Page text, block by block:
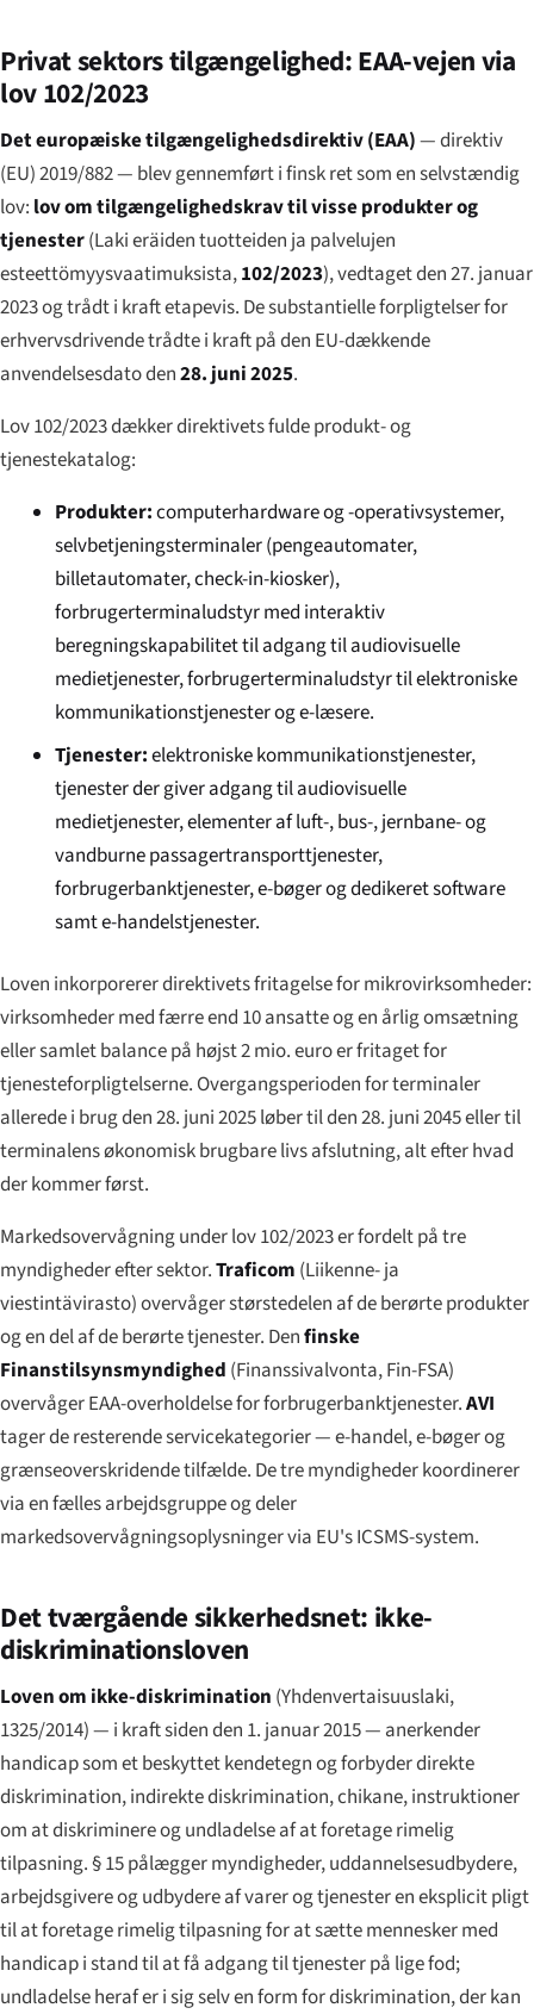
Privat sektors tilgængelighed: EAA-vejen via
lov 102/2023
Det europæiske tilgængelighedsdirektiv (EAA)— direktiv
(EU) 2019/882 — blev gennemført i finsk ret som en selvstændig
lov: lov om tilgængelighedskrav til visse produkter og
tjenester(Laki eräiden tuotteiden ja palvelujen
esteettömyysvaatimuksista,102/2023), vedtaget den 27. januar
2023 og trådt i kraft etapevis. De substantielle forpligtelser for
erhvervsdrivende trådte i kraft på den EU-dækkende
anvendelsesdato den28. juni 2025.
Lov 102/2023 dækker direktivets fulde produkt- og
tjenestekatalog:
Produkter:computerhardware og -operativsystemer,
selvbetjeningsterminaler (pengeautomater,
billetautomater, check-in-kiosker),
forbrugerterminaludstyr med interaktiv
beregningskapabilitet til adgang til audiovisuelle
medietjenester, forbrugerterminaludstyr til elektroniske
kommunikationstjenester og e-læsere.
Tjenester:elektroniske kommunikationstjenester,
tjenester der giver adgang til audiovisuelle
medietjenester, elementer af luft-, bus-, jernbane- og
vandburne passagertransporttjenester,
forbrugerbanktjenester, e-bøger og dedikeret software
samt e-handelstjenester.
Loven inkorporerer direktivets fritagelse for mikrovirksomheder:
virksomheder med færre end 10 ansatte og en årlig omsætning
eller samlet balance på højst 2 mio. euro er fritaget for
tjenesteforpligtelserne. Overgangsperioden for terminaler
allerede i brug den 28. juni 2025 løber til den 28. juni 2045 eller til
terminalens økonomisk brugbare livs afslutning, alt efter hvad
der kommer først.
Markedsovervågning under lov 102/2023 er fordelt på tre
myndigheder efter sektor.Traficom (Liikenne- ja
viestintävirasto) overvåger størstedelen af de berørte produkter
og en del af de berørte tjenester. Denfinske
Finanstilsynsmyndighed (Finanssivalvonta, Fin-FSA)
overvåger EAA-overholdelse for forbrugerbanktjenester.AVI
tager de resterende servicekategorier — e-handel, e-bøger og
grænseoverskridende tilfælde. De tre myndigheder koordinerer
via en fælles arbejdsgruppe og deler
markedsovervågningsoplysninger via EU's ICSMS-system.
Det tværgående sikkerhedsnet: ikke-
diskriminationsloven
Loven om ikke-diskrimination (Yhdenvertaisuuslaki,
1325/2014) — i kraft siden den 1. januar 2015 — anerkender
handicap som et beskyttet kendetegn og forbyder direkte
diskrimination, indirekte diskrimination, chikane, instruktioner
om at diskriminere og undladelse af at foretage rimelig
tilpasning. § 15 pålægger myndigheder, uddannelsesudbydere,
arbejdsgivere og udbydere af varer og tjenester en eksplicit pligt
til at foretage rimelig tilpasning for at sætte mennesker med
handicap i stand til at få adgang til tjenester på lige fod;
undladelse heraf er i sig selv en form for diskrimination, der kan